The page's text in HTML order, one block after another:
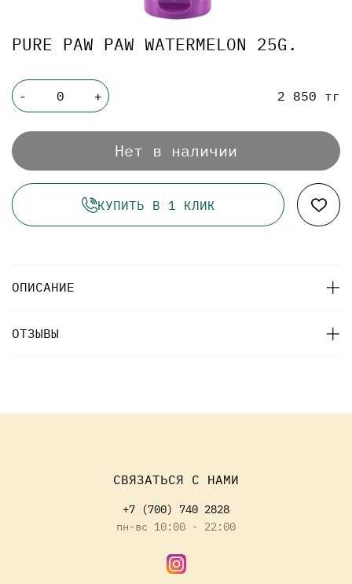
PURE PAW PAW WATERMELON 25G.
- + 2 850 тг
Нет в наличии
КУПИТЬ В 1 КЛИК
ОПИСАНИЕ
ОТЗЫВЫ
СВЯЗАТЬСЯ С НАМИ
+7 (700) 740 2828
пн-вс 10:00 - 22:00